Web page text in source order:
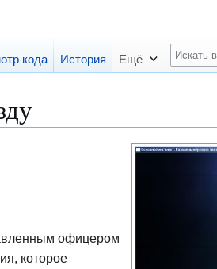
офицером
которое
кода История Ещё
П
о
к